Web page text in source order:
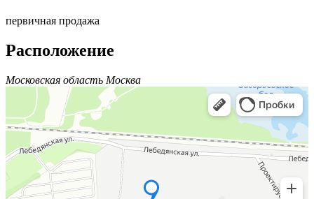
первичная продажа
Расположение
Московская область Москва